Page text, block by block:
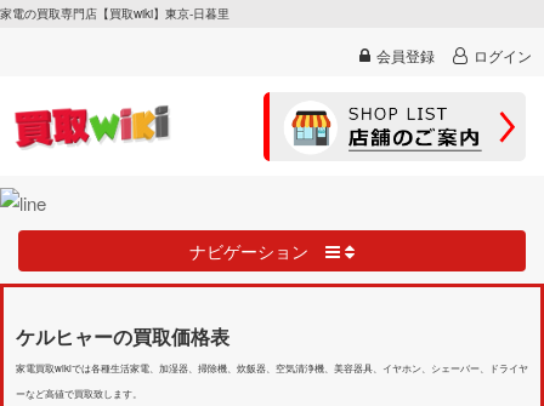
家電の買取専門店【買取wiki】東京-日暮里
会員登録 ログイン
ナビゲーション
ケルヒャーの買取価格表
家電買取wikiでは各種生活家電、加湿器、掃除機、炊飯器、空気清浄機、美容器具、イヤホン、シェーバー、ドライヤ
ーなど高値で買取致します。